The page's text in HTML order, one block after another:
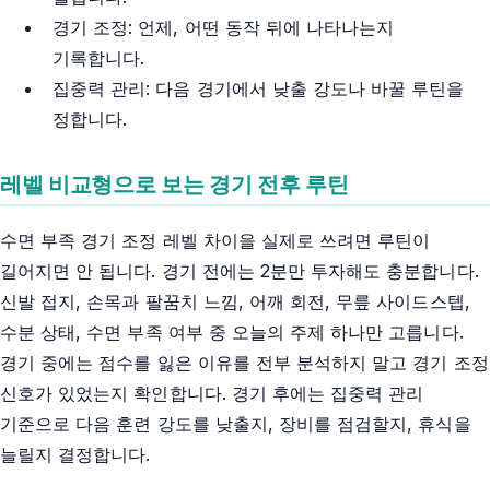
경기 조정: 언제, 어떤 동작 뒤에 나타나는지
기록합니다.
집중력 관리: 다음 경기에서 낮출 강도나 바꿀 루틴을
정합니다.
레벨 비교형으로 보는 경기 전후 루틴
수면 부족 경기 조정 레벨 차이을 실제로 쓰려면 루틴이
길어지면 안 됩니다. 경기 전에는 2분만 투자해도 충분합니다.
신발 접지, 손목과 팔꿈치 느낌, 어깨 회전, 무릎 사이드스텝,
수분 상태, 수면 부족 여부 중 오늘의 주제 하나만 고릅니다.
경기 중에는 점수를 잃은 이유를 전부 분석하지 말고 경기 조정
신호가 있었는지 확인합니다. 경기 후에는 집중력 관리
기준으로 다음 훈련 강도를 낮출지, 장비를 점검할지, 휴식을
늘릴지 결정합니다.